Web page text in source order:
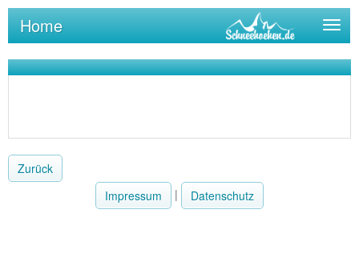
Home
Zurück
Impressum
| Datenschutz